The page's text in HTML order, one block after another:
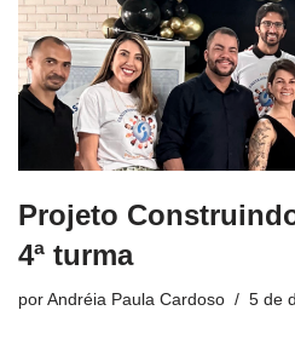
Projeto
4ª turma
por Andréia Paula Cardoso 5 de